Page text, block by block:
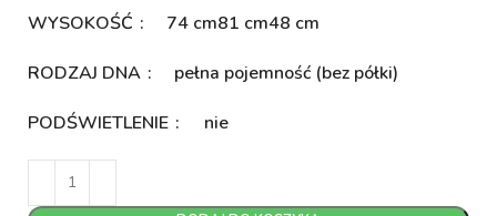
WYSOKOŚĆ 74 cm81 cm48 cm
RODZAJ DNA pełna pojemność (bez półki)
PODŚWIETLENIE nie